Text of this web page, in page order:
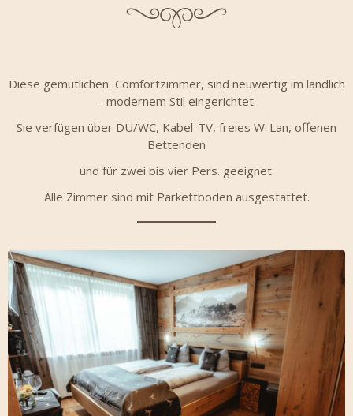
Diese gemütlichen Comfortzimmer, sind neuwertig im ländlich
– modernem Stil eingerichtet.
Sie verfügen über DU/WC, Kabel-TV, freies W-Lan, offenen
Bettenden
und für zwei bis vier Pers. geeignet.
Alle Zimmer sind mit Parkettboden ausgestattet.